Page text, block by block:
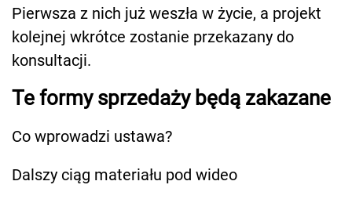
Pierwsza z nich już weszła w życie, a projekt
kolejnej wkrótce zostanie przekazany do
konsultacji.
Te formy sprzedaży będą zakazane
Co wprowadzi ustawa?
Dalszy ciąg materiału pod wideo